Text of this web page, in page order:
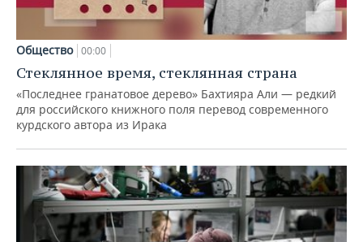
Общество 00:00
Стеклянное время, стеклянная страна
«Последнее гранатовое дерево» Бахтияра Али — редкий
для российского книжного поля перевод современного
курдского автора из Ирака